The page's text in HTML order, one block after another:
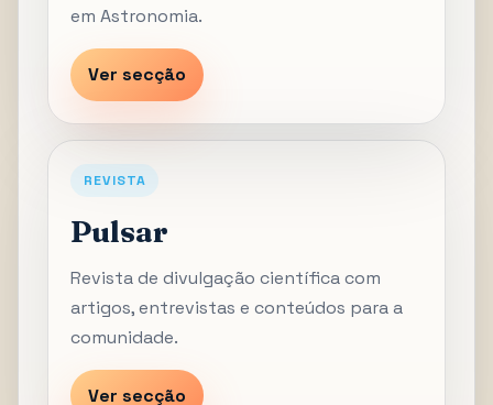
em Astronomia.
Ver secção
REVISTA
Pulsar
Revista de divulgação científica com
artigos, entrevistas e conteúdos para a
comunidade.
Ver secção